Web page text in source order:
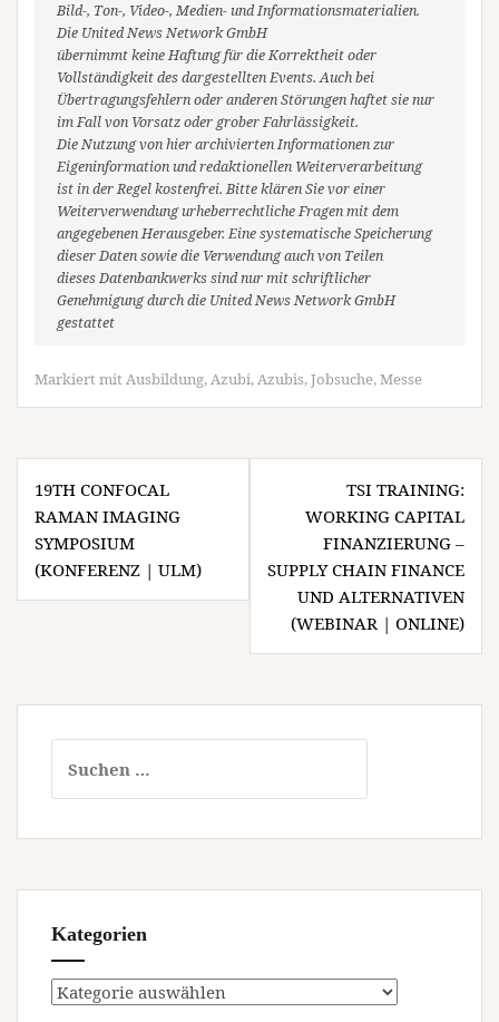
Bild-, Ton-, Video-, Medien- und Informationsmaterialien.
Die United News Network GmbH
übernimmt keine Haftung für die Korrektheit oder
Vollständigkeit des dargestellten Events. Auch bei
Übertragungsfehlern oder anderen Störungen haftet sie nur
im Fall von Vorsatz oder grober Fahrlässigkeit.
Die Nutzung von hier archivierten Informationen zur
Eigeninformation und redaktionellen Weiterverarbeitung
ist in der Regel kostenfrei. Bitte klären Sie vor einer
Weiterverwendung urheberrechtliche Fragen mit dem
angegebenen Herausgeber. Eine systematische Speicherung
dieser Daten sowie die Verwendung auch von Teilen
dieses Datenbankwerks sind nur mit schriftlicher
Genehmigung durch die United News Network GmbH
gestattet
Markiert mit Ausbildung,Azubi,Azubis,Jobsuche,Messe
Beitragsnavigation
19TH CONFOCAL
RAMAN IMAGING
SYMPOSIUM
(KONFERENZ | ULM)
TSI TRAINING:
WORKING CAPITAL
FINANZIERUNG –
SUPPLY CHAIN FINANCE
UND ALTERNATIVEN
(WEBINAR | ONLINE)
nach:
Kategorien
Kategorien